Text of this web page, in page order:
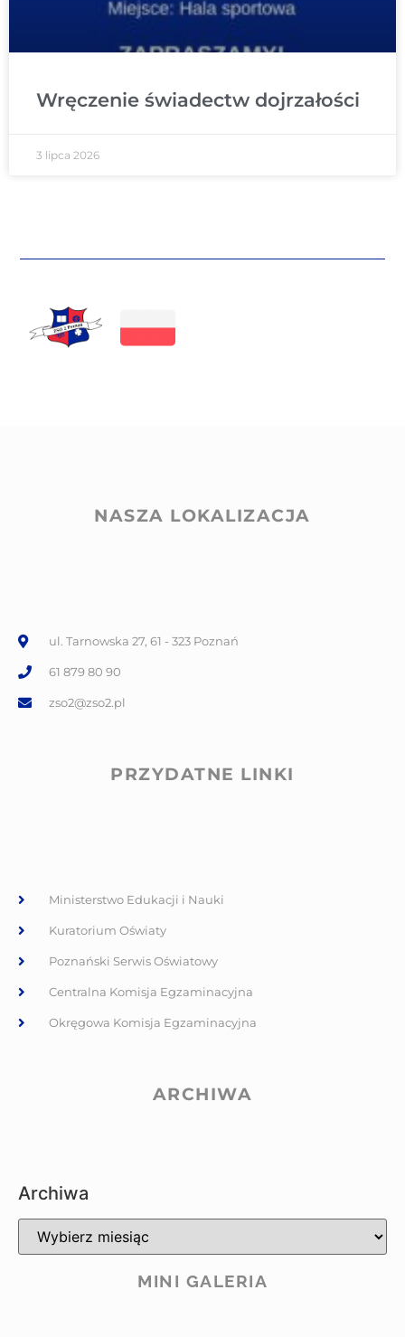
Wręczenie świadectw dojrzałości
3 lipca 2026
NASZA LOKALIZACJA
ul. Tarnowska 27, 61 - 323 Poznań
61 879 80 90
zso2@zso2.pl
PRZYDATNE LINKI
Ministerstwo Edukacji i Nauki
Kuratorium Oświaty
Poznański Serwis Oświatowy
Centralna Komisja Egzaminacyjna
Okręgowa Komisja Egzaminacyjna
ARCHIWA
Archiwa
MINI GALERIA